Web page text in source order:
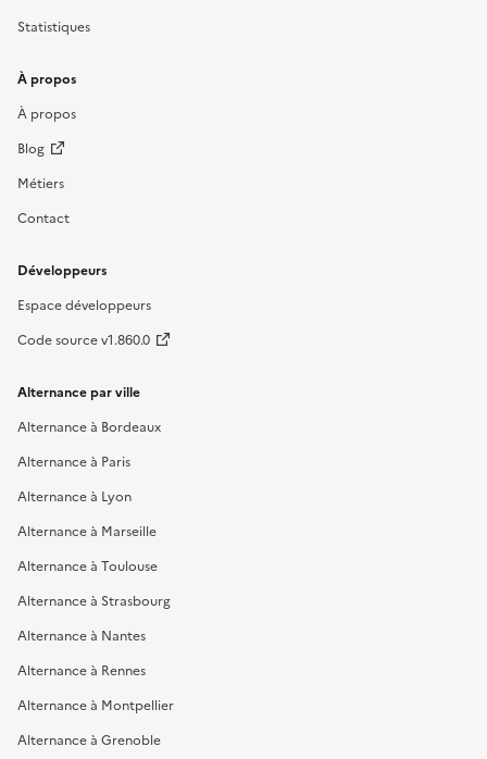
Statistiques
À propos
À propos
Blog
Métiers
Contact
Développeurs
Espace développeurs
Code source v1.860.0
Alternance par ville
Alternance à Bordeaux
Alternance à Paris
Alternance à Lyon
Alternance à Marseille
Alternance à Toulouse
Alternance à Strasbourg
Alternance à Nantes
Alternance à Rennes
Alternance à Montpellier
Alternance à Grenoble